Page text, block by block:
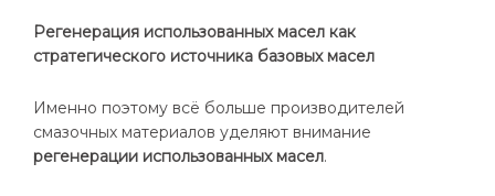
Регенерация использованных масел как
стратегического источника базовых масел
Именно поэтому всё больше производителей
смазочных материалов уделяют внимание
регенерации использованных масел.